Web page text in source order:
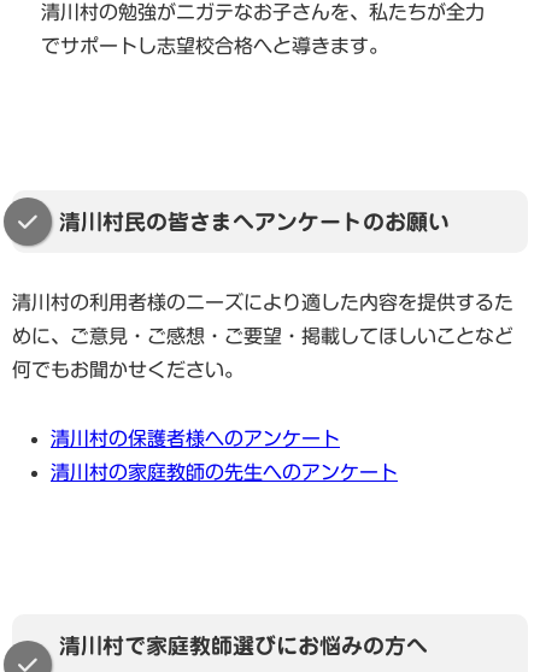
清川村の勉強がニガテなお子さんを、私たちが全力
でサポートし志望校合格へと導きます。
清川村民の皆さまへアンケートのお願い
清川村の利用者様のニーズにより適した内容を提供するた
めに、ご意見・ご感想・ご要望・掲載してほしいことなど
何でもお聞かせください。
清川村の保護者様へのアンケート
清川村の家庭教師の先生へのアンケート
清川村で家庭教師選びにお悩みの方へ